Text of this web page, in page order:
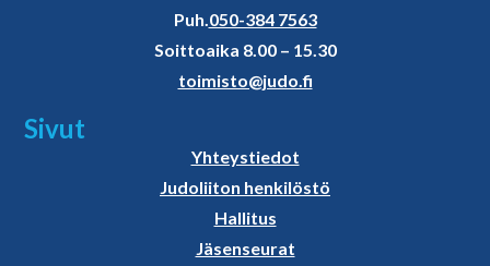
Puh. 050-384 7563
Soittoaika 8.00 – 15.30
toimisto@judo.fi
Sivut
Yhteystiedot
Judoliiton henkilöstö
Hallitus
Jäsenseurat